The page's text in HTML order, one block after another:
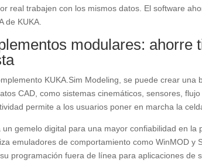
real trabajen con los mismos datos. El software
de KUKA.
modulares: ahorre
KUKA.Sim Modeling, se puede crear
CAD, como sistemas cinemáticos, sensores,
permite a los usuarios poner en marcha la
un gemelo digital para una mayor confiabilidad en
emuladores de comportamiento como WinMOD y
programación fuera de línea para aplicaciones de